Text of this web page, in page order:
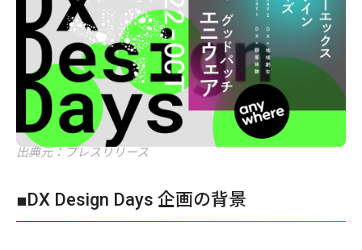
出典元：プレスリリース
■DX Design Days 企画の背景